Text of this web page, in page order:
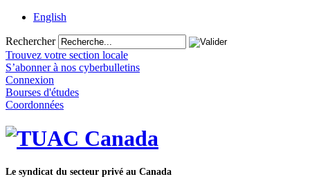
English
Rechercher
Trouvez votre section locale
S’abonner à nos cyberbulletins
Connexion
Bourses d'études
Coordonnées
Le syndicat du secteur privé au Canada